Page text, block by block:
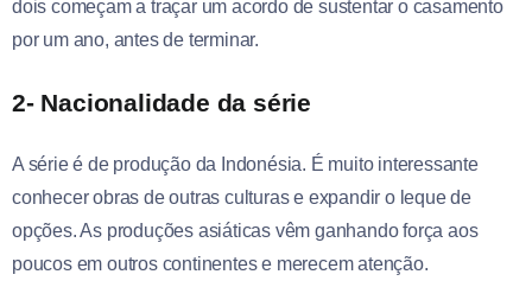
dois começam a traçar um acordo de sustentar o casamento
por um ano, antes de terminar.
2- Nacionalidade da série
A série é de produção da Indonésia. É muito interessante
conhecer obras de outras culturas e expandir o leque de
opções. As produções asiáticas vêm ganhando força aos
poucos em outros continentes e merecem atenção.